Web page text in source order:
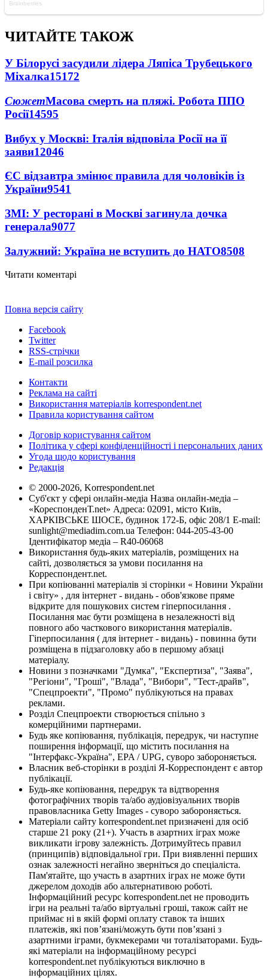
ЧИТАЙТЕ ТАКОЖ
У Білорусі засудили лідера Ляпіса Трубецького
Міхалка15172
СюжетМасова смерть на пляжі. Робота ППО
Росії14595
Вибух у Москві: Італія відповіла Росії на її
заяви12046
ЄС відзавтра змінює правила для чоловіків із
України9541
ЗМІ: У ресторані в Москві загинула дочка
генерала9077
Залужний: Україна не вступить до НАТО8508
Читати коментарі
Повна версія сайту
Facebook
Twitter
RSS-стрічки
E-mail розсилка
Контакти
Реклама на сайті
Використання матеріалів korrespondent.net
Правила користування сайтом
Договір користування сайтом
Політика у сфері конфіденційності і персональних даних
Угода щодо користування
Редакція
© 2000-2026, Korrespondent.net
Суб'єкт у сфері онлайн-медіа Назва онлайн-медіа –
«КореспонденТ.net» Адреса: 02091, місто Київ,
ХАРКІВСЬКЕ ШОСЕ, будинок 172-Б, офіс 208/1 E-mail:
sunlight@mediadim.com.ua Телефон: 044-205-43-00
Ідентифікатор медіа – R40-06068
Використання будь-яких матеріалів, розміщених на
сайті, дозволяється за умови посилання на
Корреспондент.net.
При копіюванні матеріалів зі сторінки « Новини України
і світу» , для інтернет - видань - обов'язкове пряме
відкрите для пошукових систем гіперпосилання .
Посилання має бути розміщена в незалежності від
повного або часткового використання матеріалів.
Гіперпосилання ( для інтернет - видань) - повинна бути
розміщена в підзаголовку або в першому абзаці
матеріалу.
Новини з позначками "Думка", "Експертиза", "Заява",
"Регіони", "Гроші", "Влада", "Вибори", "Тест-драйв",
"Спецпроекти", "Промо" публікуються на правах
реклами.
Розділ Спецпроекти створюється спільно з
комерційними партнерами.
Будь яке копіювання, публікація, передрук, чи наступне
поширення інформації, що містить посилання на
"Інтерфакс-Україна", EPA / UPG, суворо забороняється.
Власник веб-сторінки в розділі Я-Корреспондент є автор
публікації.
Будь-яке копіювання, передрук та відтворення
фотографічних творів та/або аудіовізуальних творів
правовласника Getty Images - суворо забороняється.
Матеріали сайту korrespondent.net призначені для осіб
старше 21 року (21+). Участь в азартних іграх може
викликати ігрову залежність. Дотримуйтесь правил
(принципів) відповідальної гри. При виявленні перших
ознак залежності негайно зверніться до спеціаліста.
Пам'ятайте, що участь в азартних іграх не може бути
джерелом доходів або альтернативою роботі.
Інформаційний ресурс korrespondent.net не проводить
ігри на реальні та/або віртуальні гроші, також сайт не
приймає ні в якій формі оплату ставок та інших
платежів, які пов’язані/можуть бути пов’язані з
азартними іграми, букмекерами чи тоталізаторами. Будь-
які матеріали на інформаційному ресурсі
korrespondent.net публікуються виключно в
інформаційних цілях.